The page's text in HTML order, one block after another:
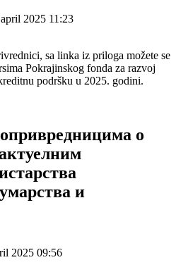
2025 11:23
sa linka iz priloga možete se
Pokrajinskog fonda za razvoj
podršku u 2025. godini.
о
и
2025 09:56